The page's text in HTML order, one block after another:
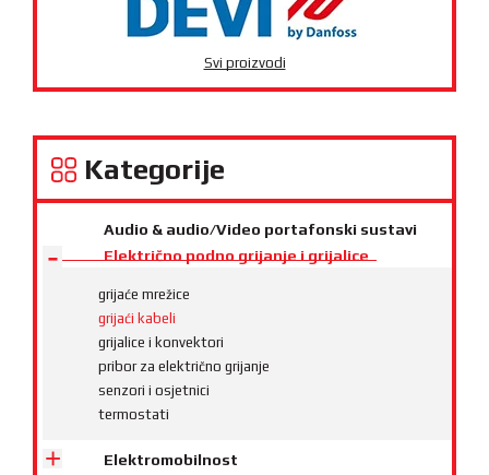
Svi proizvodi
Kategorije
Audio & audio/Video portafonski sustavi
Električno podno grijanje i grijalice
grijaće mrežice
grijaći kabeli
grijalice i konvektori
pribor za električno grijanje
senzori i osjetnici
termostati
Elektromobilnost